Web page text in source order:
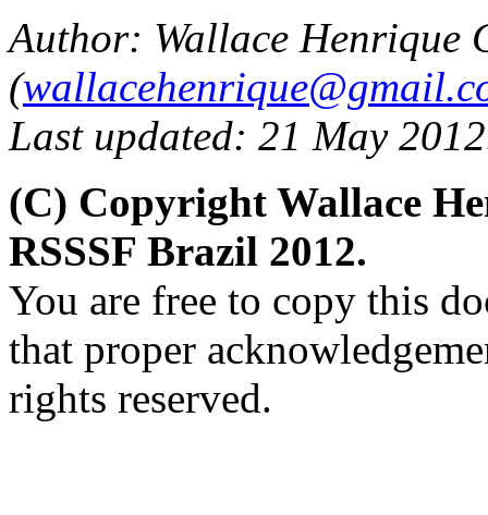
Author: Wallace Henrique
(
Last updated: 21 May
(C) Copyright Wallace
RSSSF Brazil 2012.
You are free to copy this
that proper
rights reserved.